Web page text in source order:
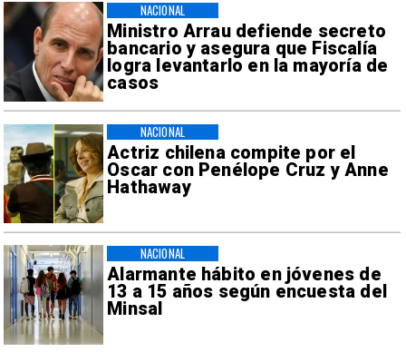
Ministro Arrau defiende secreto
bancario y asegura que Fiscalía
logra levantarlo en la mayoría de
casos
NACIONAL
Actriz chilena compite por el
Oscar con Penélope Cruz y Anne
Hathaway
NACIONAL
Alarmante hábito en jóvenes de
13 a 15 años según encuesta del
Minsal
NACIONAL